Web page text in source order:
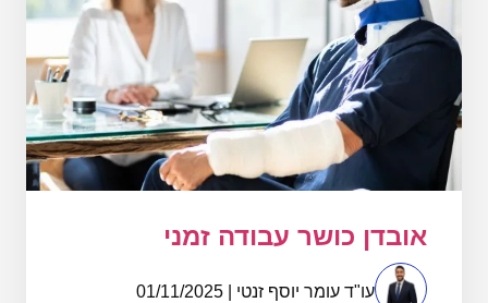
אובדן כושר עבודה זמני
עו"ד עומר יוסף זנטי | 01/11/2025